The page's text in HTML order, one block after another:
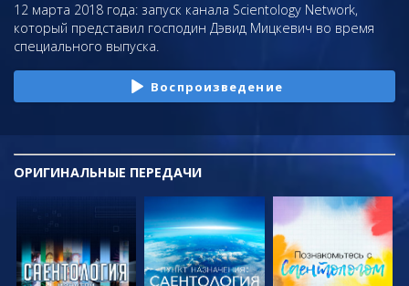
12 марта 2018 года: запуск канала Scientology Network,
который представил господин Дэвид Мицкевич во время
специального выпуска.
Воспроизведение
ОРИГИНАЛЬНЫЕ ПЕРЕДАЧИ